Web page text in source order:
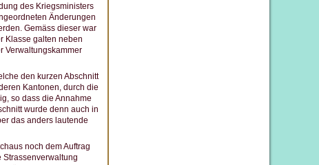
des Kriegsministers
Änderungen
Gemäss dieser war
Klasse galten neben
Verwaltungskammer
den kurzen Abschnitt
Kantonen, durch die
so dass die Annahme
wurde denn auch in
das anders lautende
noch dem Auftrag
Strassenverwaltung